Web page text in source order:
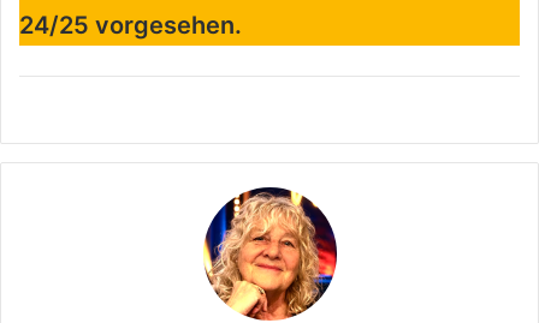
24/25 vorgesehen.